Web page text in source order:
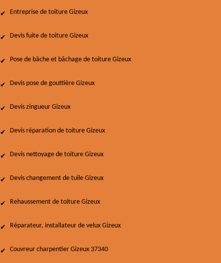
Entreprise de toiture Gizeux
Devis fuite de toiture Gizeux
Pose de bâche et bâchage de toiture Gizeux
Devis pose de gouttière Gizeux
Devis zingueur Gizeux
Devis réparation de toiture Gizeux
Devis nettoyage de toiture Gizeux
Devis changement de tuile Gizeux
Rehaussement de toiture Gizeux
Réparateur, installateur de velux Gizeux
Couvreur charpentier Gizeux 37340